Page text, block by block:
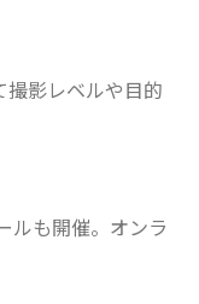
撮影レベルや目的
ルも開催。オンラ